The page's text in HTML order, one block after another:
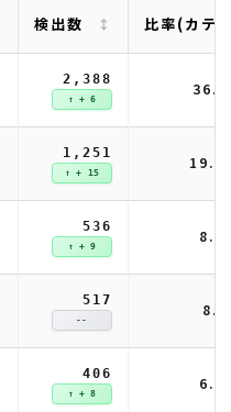
検出数 比率(カテ
2,388
↑ + 6
1,251
↑ + 15
536
↑ + 9
517
--
406
↑ + 8